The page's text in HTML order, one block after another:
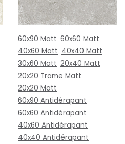
60x90 Matt 60x60 Matt
40x60 Matt 40x40 Matt
30x60 Matt 20x40 Matt
20x20 Trame Matt
20x20 Matt
60x90 Antidérapant
60x60 Antidérapant
40x60 Antidérapant
40x40 Antidérapant